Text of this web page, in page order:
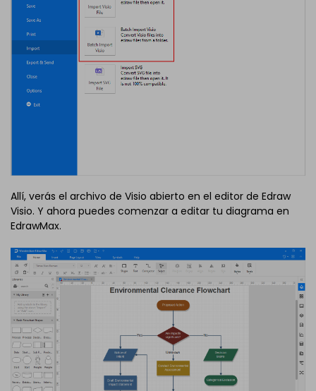
Allí, verás el archivo de Visio abierto en el editor de Edraw
Visio. Y ahora puedes comenzar a editar tu diagrama en
EdrawMax.